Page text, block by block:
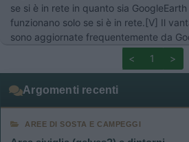
se si è in rete in quanto sia
funzionano solo se si è in rete.[V] Il
sono aggiornate frequentemente da
<
1 >
Argomenti recenti
AREE DI SOSTA E CAMPEGGI